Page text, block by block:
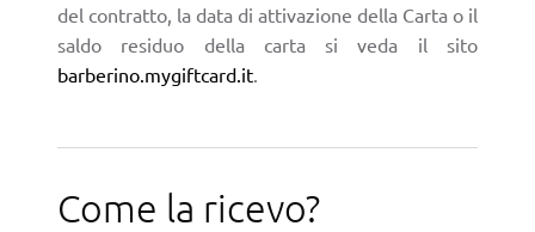
del contratto, la data di attivazione della Carta o il
saldo residuo della carta si veda il sito
barberino.mygiftcard.it
Come la ricevo?